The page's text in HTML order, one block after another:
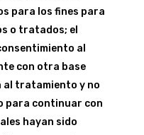
para los fines para
o tratados; el
al
con otra base
al tratamiento y no
para continuar con
hayan sido